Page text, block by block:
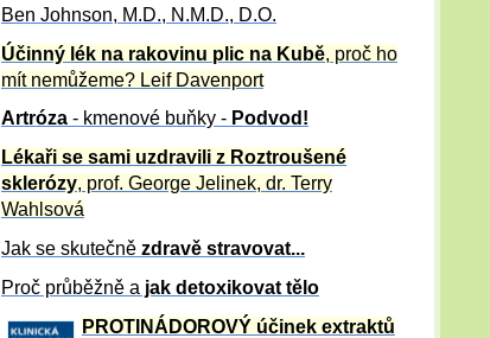
Ben Johnson, M.D., N.M.D., D.O.
Účinný lék na rakovinu plic na Kubě, proč ho
mít nemůžeme? Leif Davenport
Artróza - kmenové buňky - Podvod!
Lékaři se sami uzdravili z Roztroušené
sklerózy, prof. George Jelinek, dr. Terry
Wahlsová
Jak se skutečně zdravě stravovat...
Proč průběžně a jak detoxikovat tělo
PROTINÁDOROVÝ účinek extraktů